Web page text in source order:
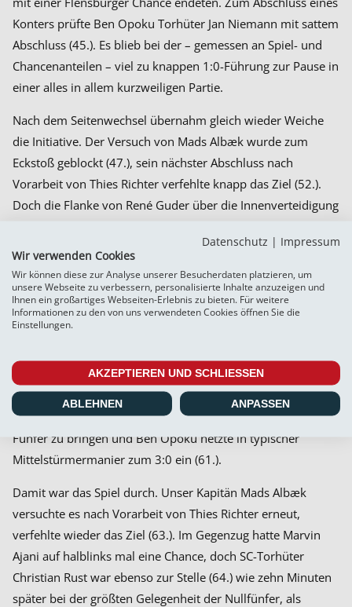
Konters prüfte Ben Opoku Torhüter Jan Niemann mit sattem
Abschluss (45.). Es blieb bei der – gemessen an Spiel- und
Chancenanteilen – viel zu knappen 1:0-Führung zur Pause in
einer alles in allem kurzweiligen Partie.
Nach dem Seitenwechsel übernahm gleich wieder Weiche
die Initiative. Der Versuch von Mads Albæk wurde zum
Eckstoß geblockt (47.), sein nächster Abschluss nach
Vorarbeit von Thies Richter verfehlte knapp das Ziel (52.).
Doch die Flanke von René Guder über die Innenverteidigung
Fünfmeterraum zum 2:0 in die Maschen (55.). Die Partie
schien damit vorentschieden, weil die Hamburger in Summe
kaum mal Torgefahr ausstrahlen konnten. Als Marcus Coffie
nach einem Freistoß, behindert vom Mitspieler Christian
Stark, deutlich über den Kasten köpfte, war das schon ein
Spielfreudiger zeigte sich die Heimelf: Thies Richter bat auf
Linksaußen Juri Schlingmann zum Doppelpass, hatte so den
entscheidenden Vorteil, um eine flache Eingabe auf den
Fünfer zu bringen und Ben Opoku netzte in typischer
Mittelstürmermanier zum 3:0 ein (61.).
Damit war das Spiel durch. Unser Kapitän Mads Albæk
versuchte es nach Vorarbeit von Thies Richter erneut,
verfehlte wieder das Ziel (63.). Im Gegenzug hatte Marvin
Ajani auf halblinks mal eine Chance, doch SC-Torhüter
Christian Rust war ebenso zur Stelle (64.) wie zehn Minuten
später bei der größten Gelegenheit der Nullfünfer, als
Datenschutz | Impressum
Wir verwenden Cookies
Wir können diese zur Analyse unserer Besucherdaten platzieren, um
unsere Webseite zu verbessern, personalisierte Inhalte anzuzeigen und
Ihnen ein großartiges Webseiten-Erlebnis zu bieten. Für weitere
Informationen zu den von uns verwendeten Cookies öffnen Sie die
Einstellungen.
AKZEPTIEREN UND SCHLIESSEN
ABLEHNEN ANPASSEN